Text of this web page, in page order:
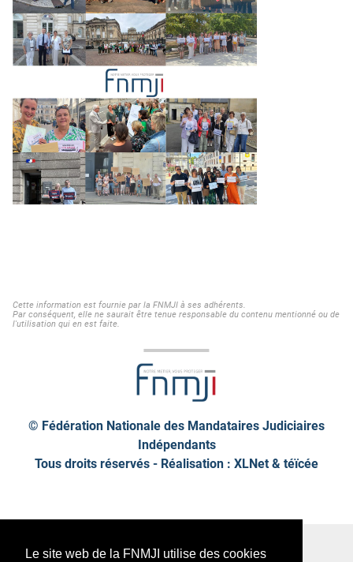
Le site web de la FNMJI utilise des cookies
Cette information est fournie par la FNMJI à ses adhérents.
Par conséquent, elle ne saurait être tenue responsable du contenu mentionné ou de
l'utilisation qui en est faite.
© Fédération Nationale des Mandataires Judiciaires
Indépendants
Tous droits réservés - Réalisation : XLNet & téïcée
Mentions légales